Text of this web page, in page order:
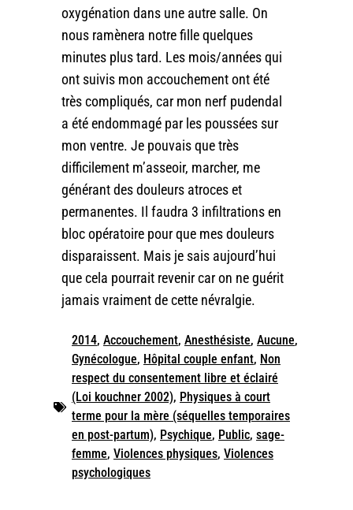
oxygénation dans une autre salle. On
nous ramènera notre fille quelques
minutes plus tard. Les mois/années qui
ont suivis mon accouchement ont été
très compliqués, car mon nerf pudendal
a été endommagé par les poussées sur
mon ventre. Je pouvais que très
difficilement m’asseoir, marcher, me
générant des douleurs atroces et
permanentes. Il faudra 3 infiltrations en
bloc opératoire pour que mes douleurs
disparaissent. Mais je sais aujourd’hui
que cela pourrait revenir car on ne guérit
jamais vraiment de cette névralgie.
2014, Accouchement, Anesthésiste, Aucune,
Gynécologue, Hôpital couple enfant, Non
respect du consentement libre et éclairé
(Loi kouchner 2002), Physiques à court
terme pour la mère (séquelles temporaires
en post-partum), Psychique, Public, sage-
femme, Violences physiques, Violences
psychologiques